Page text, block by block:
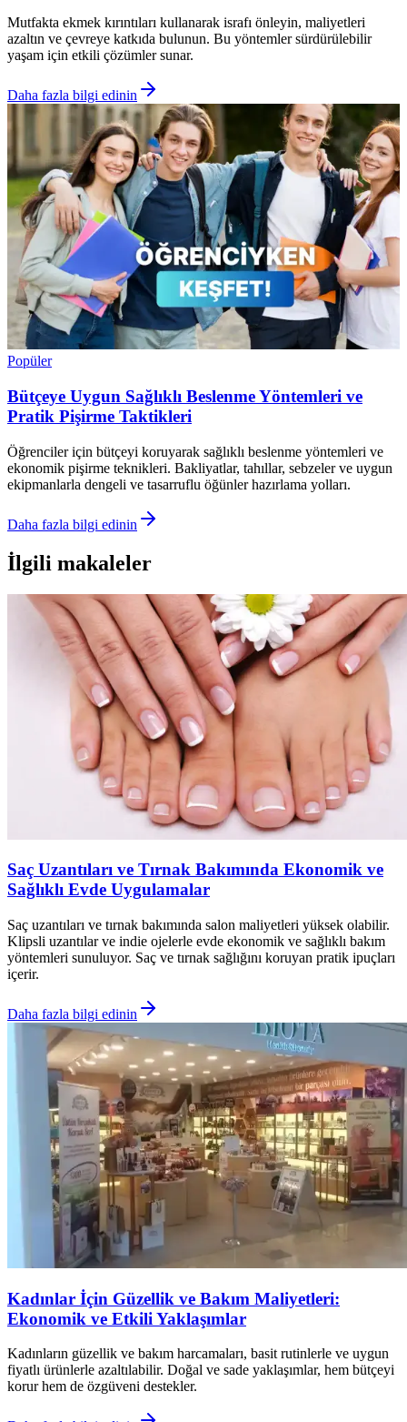
Mutfakta ekmek kırıntıları kullanarak israfı önleyin, maliyetleri
azaltın ve çevreye katkıda bulunun. Bu yöntemler sürdürülebilir
yaşam için etkili çözümler sunar.
Daha fazla bilgi edinin
Popüler
Bütçeye Uygun Sağlıklı Beslenme Yöntemleri ve
Pratik Pişirme Taktikleri
Öğrenciler için bütçeyi koruyarak sağlıklı beslenme yöntemleri ve
ekonomik pişirme teknikleri. Bakliyatlar, tahıllar, sebzeler ve uygun
ekipmanlarla dengeli ve tasarruflu öğünler hazırlama yolları.
Daha fazla bilgi edinin
İlgili makaleler
Saç Uzantıları ve Tırnak Bakımında Ekonomik ve
Sağlıklı Evde Uygulamalar
Saç uzantıları ve tırnak bakımında salon maliyetleri yüksek olabilir.
Klipsli uzantılar ve indie ojelerle evde ekonomik ve sağlıklı bakım
yöntemleri sunuluyor. Saç ve tırnak sağlığını koruyan pratik ipuçları
içerir.
Daha fazla bilgi edinin
Kadınlar İçin Güzellik ve Bakım Maliyetleri:
Ekonomik ve Etkili Yaklaşımlar
Kadınların güzellik ve bakım harcamaları, basit rutinlerle ve uygun
fiyatlı ürünlerle azaltılabilir. Doğal ve sade yaklaşımlar, hem bütçeyi
korur hem de özgüveni destekler.